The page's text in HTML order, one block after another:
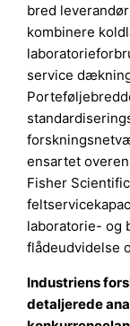
bred
kombinere
service
ensartet
Fisher
laboratorie- og
flådeudvidelse
Industriens
detaljerede